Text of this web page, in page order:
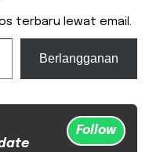
terbaru lewat email.
Berlangganan
Follow